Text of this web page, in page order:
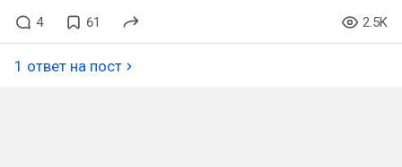
4 61 2.5K
1 ответ на пост